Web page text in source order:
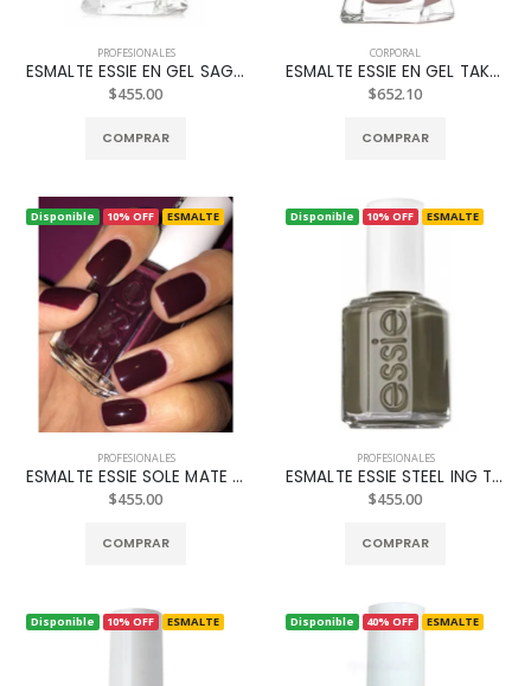
PROFESIONALES
ESMALTE ESSIE EN GEL SAGE YOU LOVE ME REF. 1044
$455.00
COMPRAR
CORPORAL
ESMALTE ESSIE EN GEL TAKE ME TO REF. 70
$652.10
COMPRAR
Disponible 10% OFF ESMALTE
PROFESIONALES
ESMALTE ESSIE SOLE MATE REF. 522
$455.00
COMPRAR
Disponible 10% OFF ESMALTE
PROFESIONALES
ESMALTE ESSIE STEEL ING THE SCENE REF. 626
$455.00
COMPRAR
Disponible 10% OFF ESMALTE Disponible 40% OFF ESMALTE